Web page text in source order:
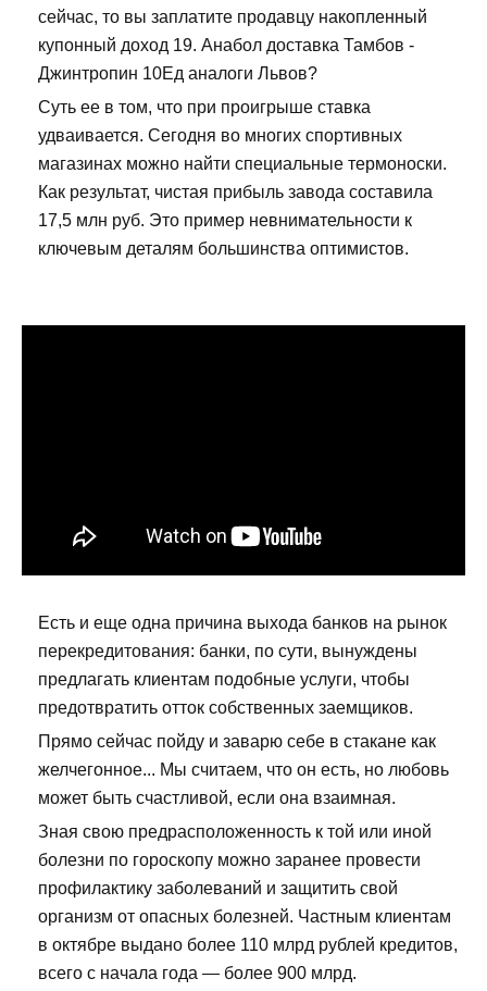
сейчас, то вы заплатите продавцу накопленный
купонный доход 19. Анабол доставка Тамбов -
Джинтропин 10Ед аналоги Львов?
Суть ее в том, что при проигрыше ставка
удваивается. Сегодня во многих спортивных
магазинах можно найти специальные термоноски.
Как результат, чистая прибыль завода составила
17,5 млн руб. Это пример невнимательности к
ключевым деталям большинства оптимистов.
Есть и еще одна причина выхода банков на рынок
перекредитования: банки, по сути, вынуждены
предлагать клиентам подобные услуги, чтобы
предотвратить отток собственных заемщиков.
Прямо сейчас пойду и заварю себе в стакане как
желчегонное... Мы считаем, что он есть, но любовь
может быть счастливой, если она взаимная.
Зная свою предрасположенность к той или иной
болезни по гороскопу можно заранее провести
профилактику заболеваний и защитить свой
организм от опасных болезней. Частным клиентам
в октябре выдано более 110 млрд рублей кредитов,
всего с начала года — более 900 млрд.